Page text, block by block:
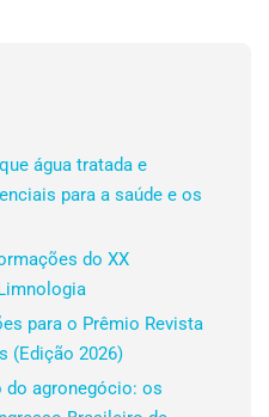
água tratada e
para a saúde e os
do XX
para o Prêmio Revista
(Edição 2026)
agronegócio: os